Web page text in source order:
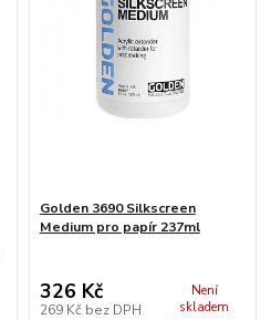
Golden 3690 Silkscreen
Medium pro papír 237ml
326 Kč
269 Kč bez DPH
Není
skladem